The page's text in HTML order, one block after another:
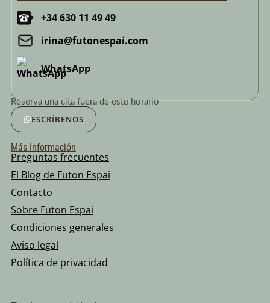
+34 630 11 49 49
irina@futonespai.com
WhatsApp
Reserva una cita fuera de este horario
ESCRÍBENOS
Más Información
Preguntas frecuentes
El Blog de Futon Espai
Contacto
Sobre Futon Espai
Condiciones generales
Aviso legal
Política de privacidad